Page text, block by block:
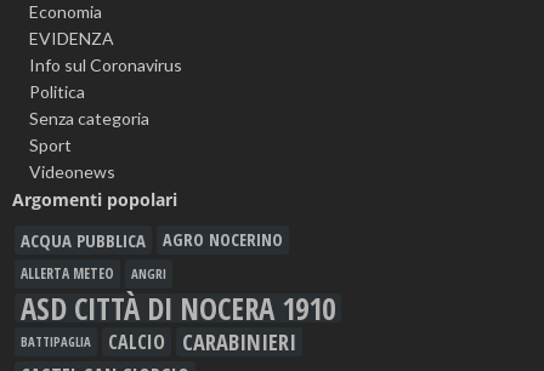
Economia
EVIDENZA
Info sul Coronavirus
Politica
Senza categoria
Sport
Videonews
Argomenti popolari
ACQUA PUBBLICA AGRO NOCERINO
ALLERTA METEO ANGRI
ASD CITTÀ DI NOCERA 1910
BATTIPAGLIA CALCIO CARABINIERI